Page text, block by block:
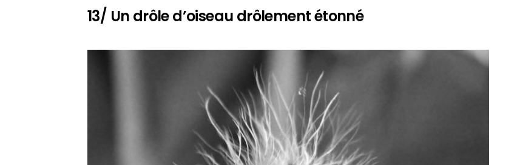
13/ Un drôle d’oiseau drôlement étonné